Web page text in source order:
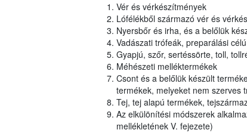
Vér és vérkészítmények
Lófélékből származó vér és
Nyersbőr és irha, és a belőlük
Vadászati trófeák, preparálási
Gyapjú, szőr, sertéssörte, toll,
Méhészeti melléktermékek
Csont és a belőlük készült
termékek, melyeket nem szerves
Tej, tej alapú termékek,
Az elkülönítési módszerek
mellékletének V. fejezete)